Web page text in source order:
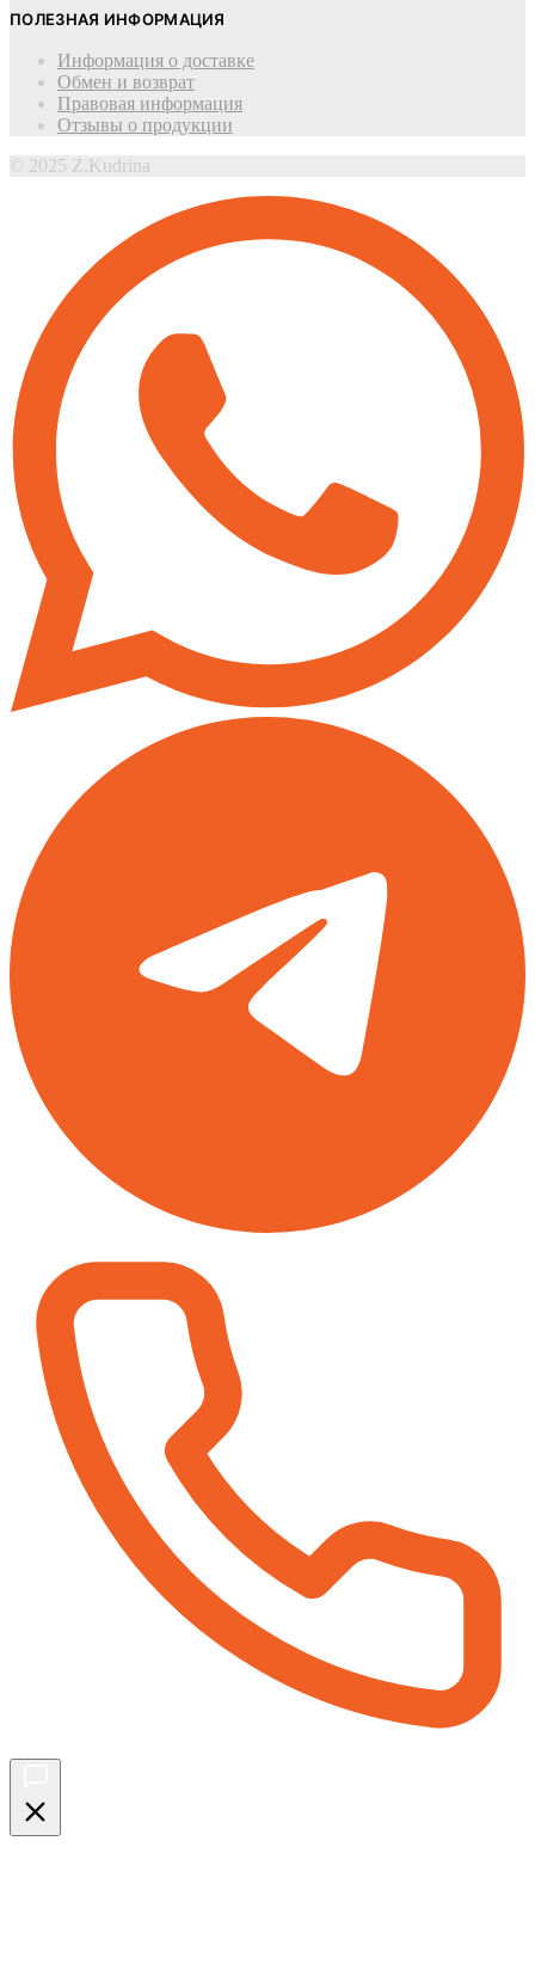
ПОЛЕЗНАЯ ИНФОРМАЦИЯ
Информация о доставке
Обмен и возврат
Правовая информация
Отзывы о продукции
© 2025 Z.Kudrina